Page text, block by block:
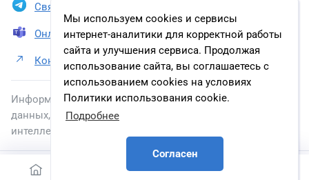
Мы используем cookies и сервисы
интернет-аналитики для корректной работы
сайта и улучшения сервиса. Продолжая
использование сайта, вы соглашаетесь с
использованием cookies на условиях
Политики использования cookie.
Подробнее
Согласен
Связаться в Telegram
Онлайн презентация
Контакты ООО «НТЦ СГЭП»
Информация, размещенная на сайте, включена в базу
данных, зарегистрированную в Федеральной службе по
интеллектуальной собственности.
2026 © energybase.ru